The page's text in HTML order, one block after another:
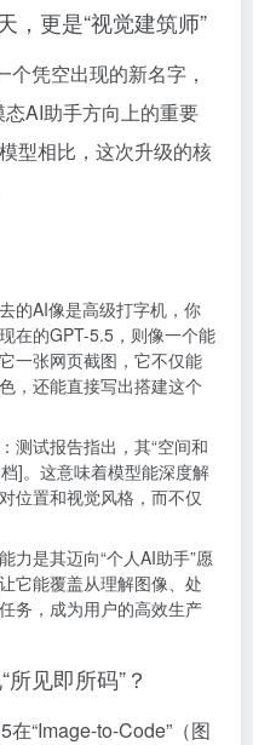
，更是“视觉建筑师”
凭空出现的新名字，
AI助手方向上的重要
型相比，这次升级的核
去的AI像是高级打字机，你
在的GPT-5.5，则像一个能
一张网页截图，它不仅能
，还能直接写出搭建这个
：测试报告指出，其“空间和
]。这意味着模型能深度解
位置和视觉风格，而不仅
力是其迈向“个人AI助手”愿
它能覆盖从理解图像、处
务，成为用户的高效生产
见即所码”？
“Image-to-Code”（图